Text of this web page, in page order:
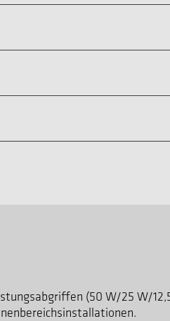
(50 W/25 W/